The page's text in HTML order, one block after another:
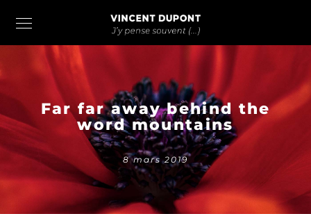
Far far away behind the
word mountains
8 mars 2019